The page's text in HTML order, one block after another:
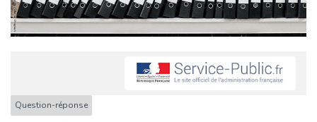
Question-réponse